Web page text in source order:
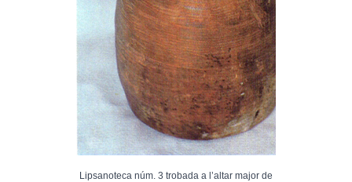
Lipsanoteca núm. 3 trobada a l’altar major de